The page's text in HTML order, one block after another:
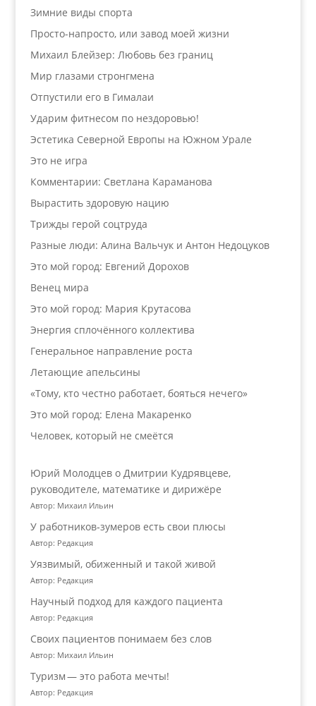
Зимние виды спорта
Просто-напросто, или завод моей жизни
Михаил Блейзер: Любовь без границ
Мир глазами стронгмена
Отпустили его в Гималаи
Ударим фитнесом по нездоровью!
Эстетика Северной Европы на Южном Урале
Это не игра
Комментарии: Светлана Караманова
Вырастить здоровую нацию
Трижды герой соцтруда
Разные люди: Алина Вальчук и Антон Недоцуков
Это мой город: Евгений Дорохов
Венец мира
Это мой город: Мария Крутасова
Энергия сплочённого коллектива
Генеральное направление роста
Летающие апельсины
«Тому, кто честно работает, бояться нечего»
Это мой город: Елена Макаренко
Человек, который не смеётся
Юрий Молодцев о Дмитрии Кудрявцеве,
руководителе, математике и дирижёре
Автор: Михаил Ильин
У работников‑зумеров есть свои плюсы
Автор: Редакция
Уязвимый, обиженный и такой живой
Автор: Редакция
Научный подход для каждого пациента
Автор: Редакция
Своих пациентов понимаем без слов
Автор: Михаил Ильин
Туризм — это работа мечты!
Автор: Редакция